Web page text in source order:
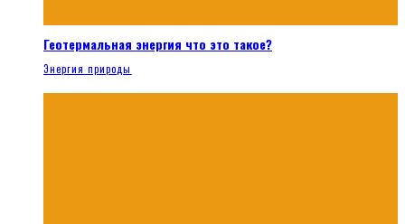
Геотермальная энергия что это такое?
Энергия природы